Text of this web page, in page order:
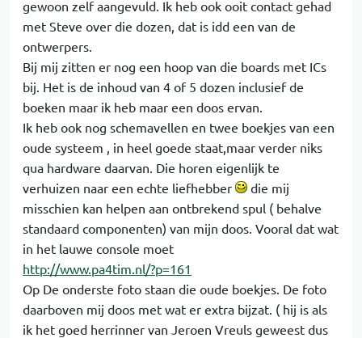
gewoon zelf aangevuld. Ik heb ook ooit contact gehad
met Steve over die dozen, dat is idd een van de
ontwerpers.
Bij mij zitten er nog een hoop van die boards met ICs
bij. Het is de inhoud van 4 of 5 dozen inclusief de
boeken maar ik heb maar een doos ervan.
Ik heb ook nog schemavellen en twee boekjes van een
oude systeem , in heel goede staat,maar verder niks
qua hardware daarvan. Die horen eigenlijk te
verhuizen naar een echte liefhebber
die mij
misschien kan helpen aan ontbrekend spul ( behalve
standaard componenten) van mijn doos. Vooral dat wat
in het lauwe console moet
http://www.pa4tim.nl/?p=161
Op De onderste foto staan die oude boekjes. De foto
daarboven mij doos met wat er extra bijzat. ( hij is als
ik het goed herrinner van Jeroen Vreuls geweest dus